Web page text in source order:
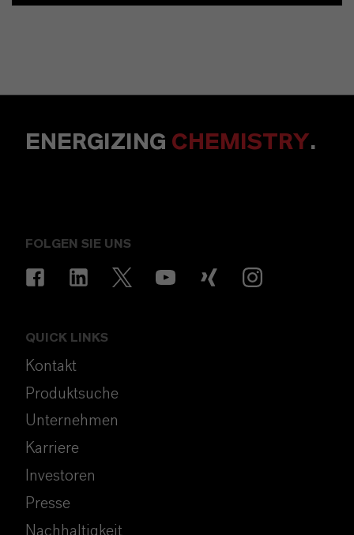
ENERGIZING CHEMISTRY.
FOLGEN SIE UNS
QUICK LINKS
Kontakt
Produktsuche
Unternehmen
Karriere
Investoren
Presse
Nachhaltigkeit